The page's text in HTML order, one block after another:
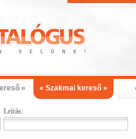
» « Szakmai kereső »
Leírás: